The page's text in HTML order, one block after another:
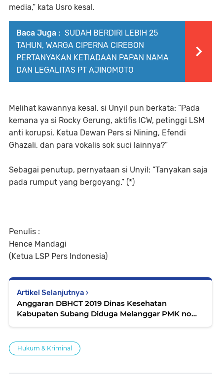
media,” kata Usro kesal.
Baca Juga : SUDAH BERDIRI LEBIH 25
TAHUN, WARGA CIPERNA CIREBON
PERTANYAKAN KETIADAAN PAPAN NAMA
DAN LEGALITAS PT AJINOMOTO
Melihat kawannya kesal, si Unyil pun berkata: ”Pada
kemana ya si Rocky Gerung, aktifis ICW, petinggi LSM
anti korupsi, Ketua Dewan Pers si Nining, Efendi
Ghazali, dan para vokalis sok suci lainnya?”
Sebagai penutup, pernyataan si Unyil: “Tanyakan saja
pada rumput yang bergoyang.” (*)
Penulis :
Hence Mandagi
(Ketua LSP Pers Indonesia)
Artikel Selanjutnya
Anggaran DBHCT 2019 Dinas Kesehatan
Kabupaten Subang Diduga Melanggar PMK no
Hukum & Kriminal